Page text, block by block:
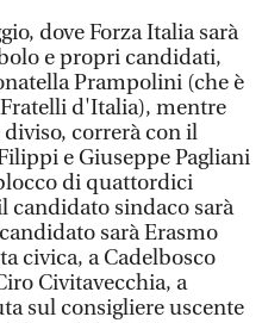
dove Forza Italia sarà
e propri candidati,
Prampolini (che è
d'Italia), mentre
correrà con il
e Giuseppe Pagliani
di quattordici
candidato sindaco sarà
sarà Erasmo
civica, a Cadelbosco
Civitavecchia, a
sul consigliere uscente